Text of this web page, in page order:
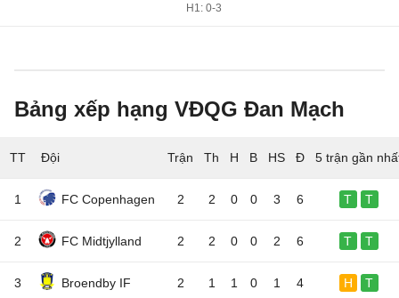
H1: 0-3
Bảng xếp hạng VĐQG Đan Mạch
TT Đội 5 trận gần
1 FC Copenhagen 2 2 0 0 3 6 T T
2 FC Midtjylland 2 2 0 0 2 6 T T
3 Broendby IF 2 1 1 0 1 4 H T